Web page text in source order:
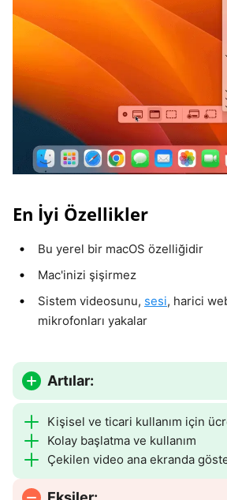
En İyi Özellikler
Bu yerel bir macOS özelliğidir
Mac'inizi şişirmez
Sistem videosunu, sesi, harici
mikrofonları yakalar
Artılar:
Kişisel ve ticari kullanım için
Kolay başlatma ve kullanım
Çekilen video ana ekranda